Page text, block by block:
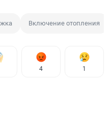
Включение отопления
4 1